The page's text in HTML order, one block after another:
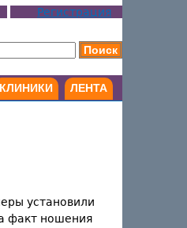
Регистрация
КЛИНИКИ ЛЕНТА
установили
факт ношения